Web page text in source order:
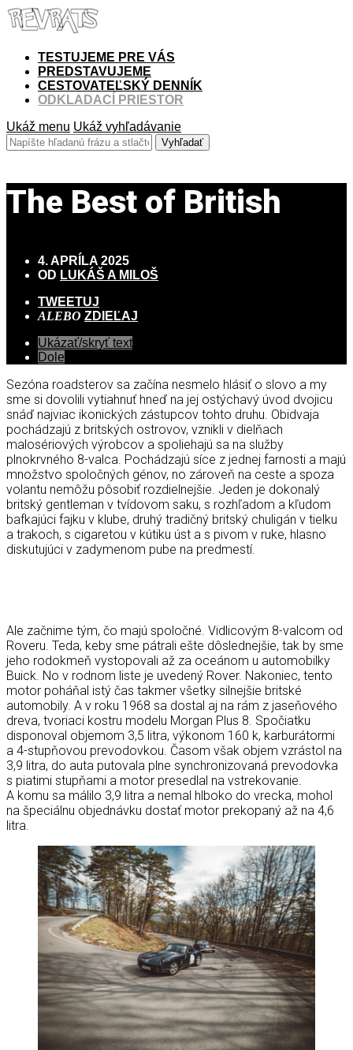
TESTUJEME PRE VÁS
PREDSTAVUJEME
CESTOVATEĽSKÝ DENNÍK
ODKLADACÍ PRIESTOR
Ukáž menu Ukáž vyhľadávanie
The Best of British
4. APRÍLA 2025
OD LUKÁŠ A MILOŠ
TWEETUJ
ALEBO ZDIEĽAJ
Ukázať/skryť text
Dole
Sezóna roadsterov sa začína nesmelo hlásiť o slovo a my
sme si dovolili vytiahnuť hneď na jej ostýchavý úvod dvojicu
snáď najviac ikonických zástupcov tohto druhu. Obidvaja
pochádzajú z britských ostrovov, vznikli v dielňach
malosériových výrobcov a spoliehajú sa na služby
plnokrvného 8-valca. Pochádzajú síce z jednej farnosti a majú
množstvo spoločných génov, no zároveň na ceste a spoza
volantu nemôžu pôsobiť rozdielnejšie. Jeden je dokonalý
britský gentleman v tvídovom saku, s rozhľadom a kľudom
bafkajúci fajku v klube, druhý tradičný britský chuligán v tielku
a trakoch, s cigaretou v kútiku úst a s pivom v ruke, hlasno
diskutujúci v zadymenom pube na predmestí.
Ale začnime tým, čo majú spoločné. Vidlicovým 8-valcom od
Roveru. Teda, keby sme pátrali ešte dôslednejšie, tak by sme
jeho rodokmeň vystopovali až za oceánom u automobilky
Buick. No v rodnom liste je uvedený Rover. Nakoniec, tento
motor poháňal istý čas takmer všetky silnejšie britské
automobily. A v roku 1968 sa dostal aj na rám z jaseňového
dreva, tvoriaci kostru modelu Morgan Plus 8. Spočiatku
disponoval objemom 3,5 litra, výkonom 160 k, karburátormi
a 4-stupňovou prevodovkou. Časom však objem vzrástol na
3,9 litra, do auta putovala plne synchronizovaná prevodovka
s piatimi stupňami a motor presedlal na vstrekovanie.
A komu sa málilo 3,9 litra a nemal hlboko do vrecka, mohol
na špeciálnu objednávku dostať motor prekopaný až na 4,6
litra.